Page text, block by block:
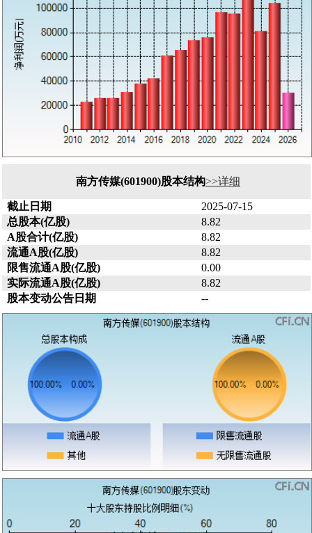
南方传媒(601900)股本结构>>详细
截止日期
2025-07-15
总股本(亿股)
8.82
A股合计(亿股)
8.82
流通A股(亿股)
8.82
限售流通A股(亿股)
0.00
实际流通A股(亿股)
8.82
股本变动公告日期
--